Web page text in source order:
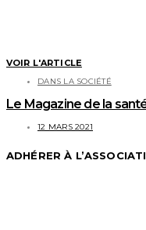
VOIR L'ARTICLE
DANS LA SOCIÉTÉ
Le Magazine de la
12 MARS 2021
ADHÉRER À